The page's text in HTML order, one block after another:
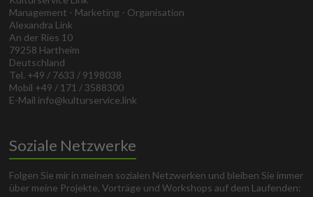
Management - Marketing - Organisation
Alexandra Link
An der Ries 10
79258 Hartheim
Deutschland
Tel. +49 / 7633 / 9198038
Mobil +49 / 171 / 3588300
E-Mail info@kulturservice.link
Soziale Netzwerke
Folgen Sie mir in meinen sozialen Netzwerken und bleiben Sie immer
über meine Projekte, Vorträge und Workshops auf dem Laufenden: